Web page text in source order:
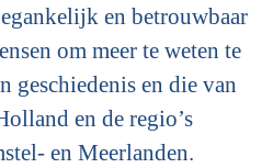
en betrouwbaar
om meer te weten te
geschiedenis en die van
en de regio’s
en Meerlanden.